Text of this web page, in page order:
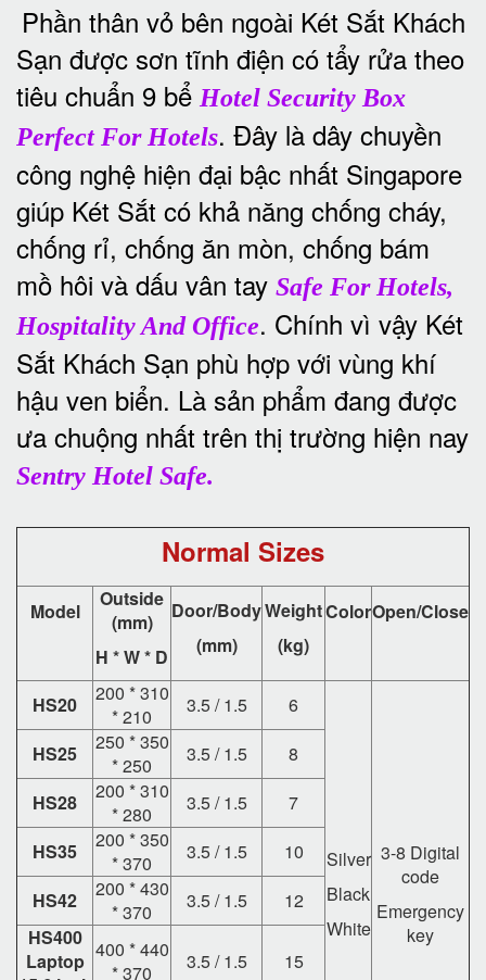
Phần thân vỏ bên ngoài Két Sắt Khách
Sạn được sơn tĩnh điện có tẩy rửa theo
tiêu chuẩn 9 bể Hotel Security Box
Perfect For Hotels. Đây là dây chuyền
công nghệ hiện đại bậc nhất Singapore
giúp Két Sắt có khả năng chống cháy,
chống rỉ, chống ăn mòn, chống bám
mồ hôi và dấu vân tay Safe For Hotels,
Hospitality And Office. Chính vì vậy Két
Sắt Khách Sạn phù hợp với vùng khí
hậu ven biển. Là sản phẩm đang được
ưa chuộng nhất trên thị trường hiện nay
Sentry Hotel Safe.
Normal Sizes
Model
Outside
(mm)
H * W * D
Door/Body
(mm)
Weight
(kg)
ColorOpen/Close
HS20
200 * 310
* 210
3.5 / 1.5 6
Silver
Black
White
3-8 Digital
code
Emergency
key
HS25
250 * 350
* 250
3.5 / 1.5
8
HS28
200 * 310
* 280
3.5 / 1.5
7
HS35
200 * 350
* 370
3.5 / 1.5
10
HS42
200 * 430
* 370
3.5 / 1.5
12
HS400
Laptop 400 * 440
* 370
3.5 / 1.5 15